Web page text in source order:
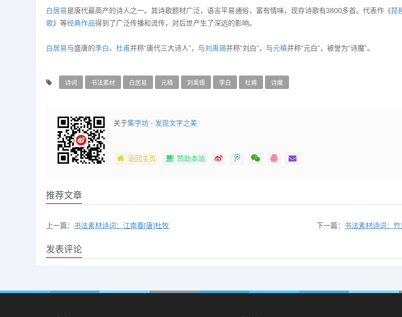
白居易是唐代最高产的诗人之一。其诗歌题材广泛，语言平易通俗，富有情味，现存诗歌有3800多首。代表作《琵
歌》等经典作品得到了广泛传播和流传，对后世产生了深远的影响。
白居易与盛唐的李白、 杜甫并称“唐代三大诗人”，与刘禹锡并称“刘白”，与元稹并称“元白”，被誉为“诗魔”。
诗词 书法素材 白居易 元稹 刘禹锡 李白 杜甫 诗魔
关于集字坊 - 发现文字之美
返回主页 赞助本站
推荐文章
上一篇： 书法素材诗词：江南春[唐]杜牧 下一篇： 书法素材诗词：
发表评论